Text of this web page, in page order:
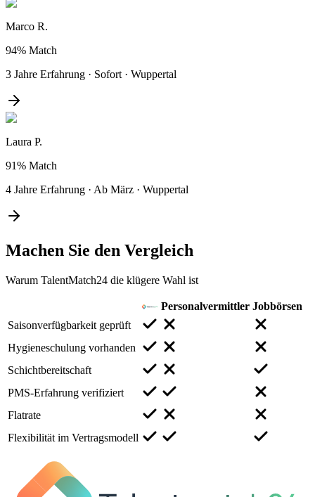
Marco R.
94% Match
3 Jahre Erfahrung · Sofort · Wuppertal
Laura P.
91% Match
4 Jahre Erfahrung · Ab März · Wuppertal
Machen Sie den Vergleich
Warum TalentMatch24 die klügere Wahl ist
Personalvermittler Jobbörsen
Saisonverfügbarkeit geprüft
Hygieneschulung vorhanden
Schichtbereitschaft
PMS-Erfahrung verifiziert
Flatrate
Flexibilität im Vertragsmodell